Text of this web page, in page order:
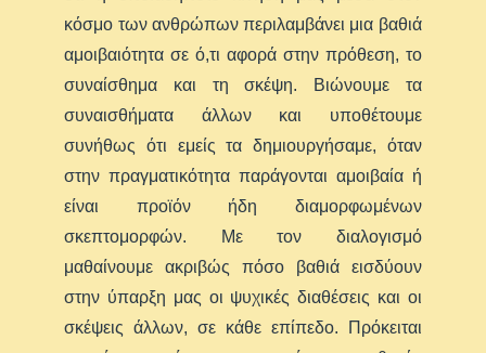
κόσμο των ανθρώπων περιλαμβάνει μια βαθιά
αμοιβαιότητα σε ό,τι αφορά στην πρόθεση, το
συναίσθημα και τη σκέψη. Βιώνουμε τα
συναισθήματα άλλων και υποθέτουμε
συνήθως ότι εμείς τα δημιουργήσαμε, όταν
στην πραγματικότητα παράγονται αμοιβαία ή
είναι προϊόν ήδη διαμορφωμένων
σκεπτομορφών. Με τον διαλογισμό
μαθαίνουμε ακριβώς πόσο βαθιά εισδύουν
στην ύπαρξη μας οι ψυχικές διαθέσεις και οι
σκέψεις άλλων, σε κάθε επίπεδο. Πρόκειται